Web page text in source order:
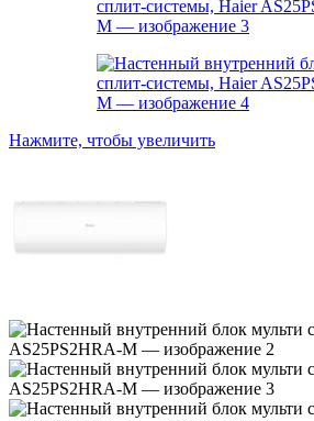
Нажмите, чтобы увеличить